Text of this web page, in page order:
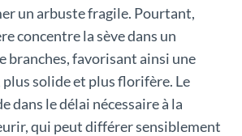
un arbuste fragile. Pourtant,
concentre la sève dans un
branches, favorisant ainsi une
solide et plus florifère. Le
dans le délai nécessaire à la
qui peut différer sensiblement